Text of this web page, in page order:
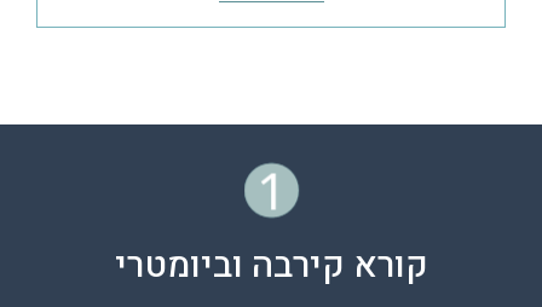
1
קורא קירבה וביומטרי